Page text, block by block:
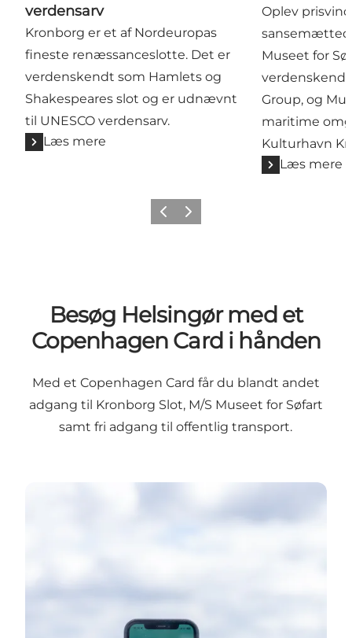
verdensarv
Kronborg er et af Nordeuropas
fineste renæssanceslotte. Det er
verdenskendt som Hamlets og
Shakespeares slot og er udnævnt
til UNESCO verdensarv.
Læs mere
Oplev
Museet for
Group, og
maritime
Kulturhavn
Læs mere
ForrigeNæste
Besøg Helsingør med et
Copenhagen Card i hånden
Med et Copenhagen Card får du blandt andet
adgang til Kronborg Slot, M/S Museet for Søfart
samt fri adgang til offentlig transport.